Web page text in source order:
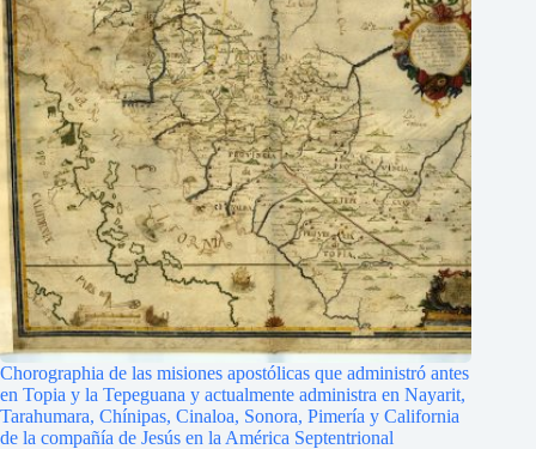
Chorographia de las misiones apostólicas que administró antes
en Topia y la Tepeguana y actualmente administra en Nayarit,
Tarahumara, Chínipas, Cinaloa, Sonora, Pimería y California
de la compañía de Jesús en la América Septentrional